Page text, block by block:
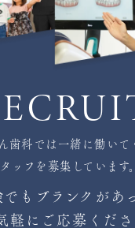
歯科では一緒に働いて
ッフを募集しています。
もブランクがあ
軽にご応募くださ